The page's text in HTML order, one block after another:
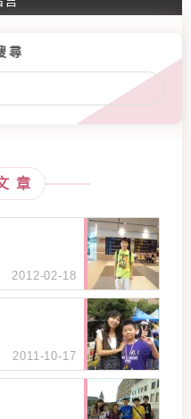
尋
章
2012-02-18
2011-10-17